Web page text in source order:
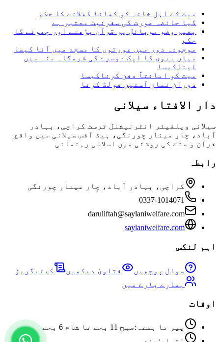
میت کے اہل خانہ کو کھانا کھلانے کا حکم
کیا حائضہ عورت کی سفرنیت معتبر ہے
بغیر وضو موبائل پر قرآن پڑھنے اور چھونے کا
حکم
موجودہ دور میں عورتوں کا مسجد میں آنا كيسا
میاں بیوی کا ایک دوسرے کی شرمگاہ منہ میں
لیناکیسا
میت کو امانتاً دفن کرناکیسا
دوران نماز آستین فولڈ کرنا
دار الافتاء سیلانی
سیلانی ویلفیئر انٹرنیشنل ٹرسٹ کراچی، بہادر
آباد، چار مینار چورنگی، ہیڈ آفس سیلانی میں واقع
قرآن و سنت کی روشنی میں اسلامی رہنمائی
رابطہ
کراچی، بہادر آباد، چار مینار چورنگی
0337-1014071
daruliftah@saylaniwelfare.com
saylaniwelfare.com
اہم لنکس
سوال پوچھیں فتاویٰ دیکھیں
کیٹیگریز
ہمارے بارے میں
اوقات
پیر تا ہفتہ :صبح 11 بجے تا شام 6 بجے